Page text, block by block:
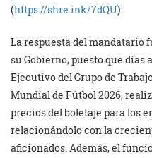
(https://shre.ink/7dQU).
La respuesta del
su Gobierno, puesto que
Ejecutivo del Grupo de
Mundial de Fútbol 2026,
precios del boletaje para los
relacionándolo con la
aficionados. Además, el